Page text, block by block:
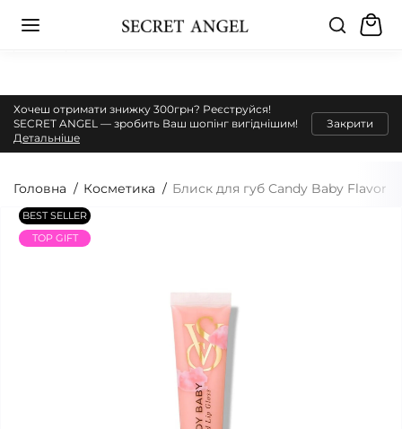
Хочеш отримати знижку 300грн? Реєструйся!
SECRET ANGEL — зробить Ваш шопінг вигіднішим!
Детальніше
Закрити
Головна Косметика Блиск для губ Candy Baby Flavor
BEST SELLER
TOP GIFT